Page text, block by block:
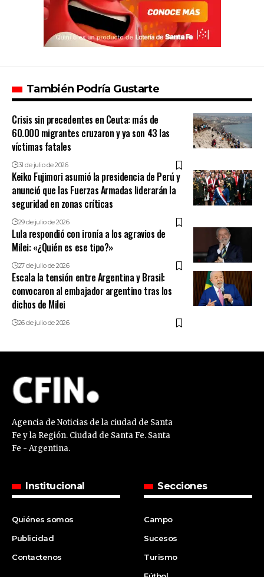
También Podría Gustarte
Crisis sin precedentes en Ceuta: más de
60.000 migrantes cruzaron y ya son 43 las
víctimas fatales
31 de julio de 2026
Keiko Fujimori asumió la presidencia de Perú y
anunció que las Fuerzas Armadas liderarán la
seguridad en zonas críticas
29 de julio de 2026
Lula respondió con ironía a los agravios de
Milei: «¿Quién es ese tipo?»
27 de julio de 2026
Escala la tensión entre Argentina y Brasil:
convocaron al embajador argentino tras los
dichos de Milei
26 de julio de 2026
Agencia de Noticias de la ciudad de Santa
Fe y la Región. Ciudad de Santa Fe. Santa
Fe - Argentina.
Institucional
Quiénes somos
Publicidad
Contactenos
Secciones
Campo
Sucesos
Turismo